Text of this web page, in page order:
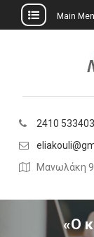
Main
2410
Μανωλάκη
«Ο